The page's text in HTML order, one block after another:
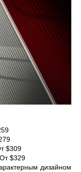
$309
$329
дизайном